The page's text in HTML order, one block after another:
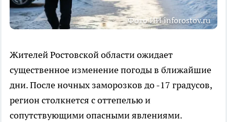
Фото ИИ inforostov.ru
Жителей Ростовской области ожидает
существенное изменение погоды в ближайшие
дни. После ночных заморозков до -17 градусов,
регион столкнется с оттепелью и
сопутствующими опасными явлениями.